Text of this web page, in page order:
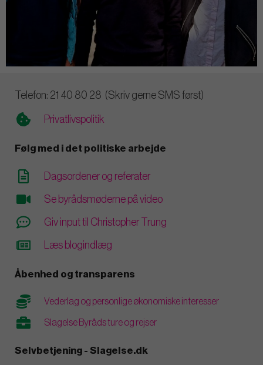
Telefon: 21 40 80 28 (Skriv gerne SMS først)
Privatlivspolitik
Følg med i det politiske arbejde
Dagsordener og referater
Se byrådsmøderne på video
Giv input til Christopher Trung
Læs blogindlæg
Åbenhed og transparens
Vederlag og personlige økonomiske interesser
Slagelse Byråds ture og rejser
Selvbetjening - Slagelse.dk